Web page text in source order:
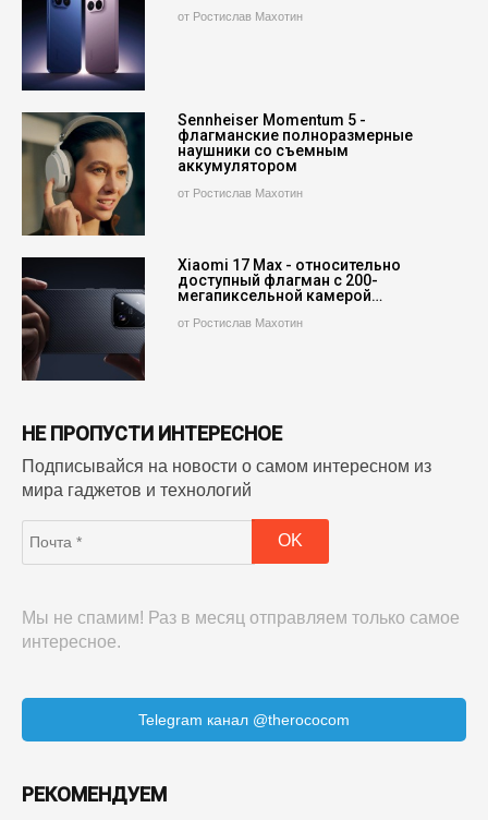
от Ростислав Махотин
Sennheiser Momentum 5 -
флагманские полноразмерные
наушники со съемным
аккумулятором
от Ростислав Махотин
Xiaomi 17 Max - относительно
доступный флагман с 200-
мегапиксельной камерой…
от Ростислав Махотин
НЕ ПРОПУСТИ ИНТЕРЕСНОЕ
Подписывайся на новости о самом интересном из
мира гаджетов и технологий
Мы не спамим! Раз в месяц отправляем только самое
интересное.
Telegram канал @therococom
РЕКОМЕНДУЕМ